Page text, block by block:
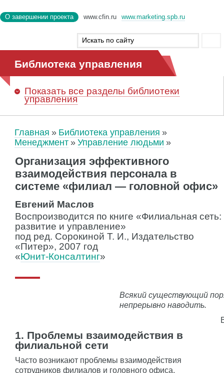
О завершении проекта www.cfin.ru www.marketing.spb.ru
Библиотека управления
Показать все разделы библиотеки
управления
Главная
Библиотека управления
Менеджмент
Управление людьми
Организация эффективного
взаимодействия персонала в
системе «филиал — головной офис»
Евгений Маслов
Воспроизводится по книге «Филиальная сеть:
развитие и управление»
под ред. Сорокиной Т. И., Издательство
«Питер», 2007 год
«Юнит-Консалтинг»
Всякий существующий
непрерывно наводить.
1. Проблемы взаимодействия в
филиальной сети
Часто возникают проблемы взаимодействия
сотрудников филиалов и головного офиса,